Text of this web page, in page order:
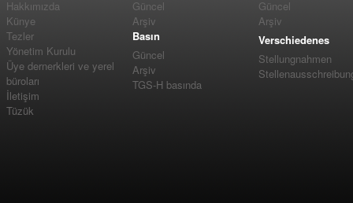
Hakkımızda
Künye
Tezler
Yönetim Kurulu
Üye dernerkleri ve yerel
büroları
İletişim
Tüzük
Güncel
Arşiv
Basın
Güncel
Arşiv
TGS-H basında
Güncel
Arşiv
Verschiedenes
Stellungnahmen